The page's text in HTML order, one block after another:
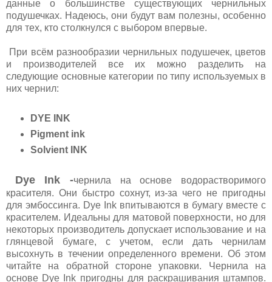
данные о большинстве существующих чернильных
подушечках. Надеюсь, они будут вам полезны, особенно
для тех, кто столкнулся с выбором впервые.
При всём разнообразии чернильных подушечек, цветов
и производителей все их можно разделить на
следующие основные категории по типу используемых в
них чернил:
DYE INK
Pigment ink
Solvient INK
Dye Ink -чернила на основе водорастворимого
красителя. Они быстро сохнут, из-за чего не пригодны
для эмбоссинга. Dye Ink впитываются в бумагу вместе с
красителем. Идеальны для матовой поверхности, но для
некоторых производитель допускает использование и на
глянцевой бумаге, с учетом, если дать чернилам
высохнуть в течении определенного времени. Об этом
читайте на обратной стороне упаковки. Чернила на
основе Dye Ink пригодны для раскрашивания штампов.